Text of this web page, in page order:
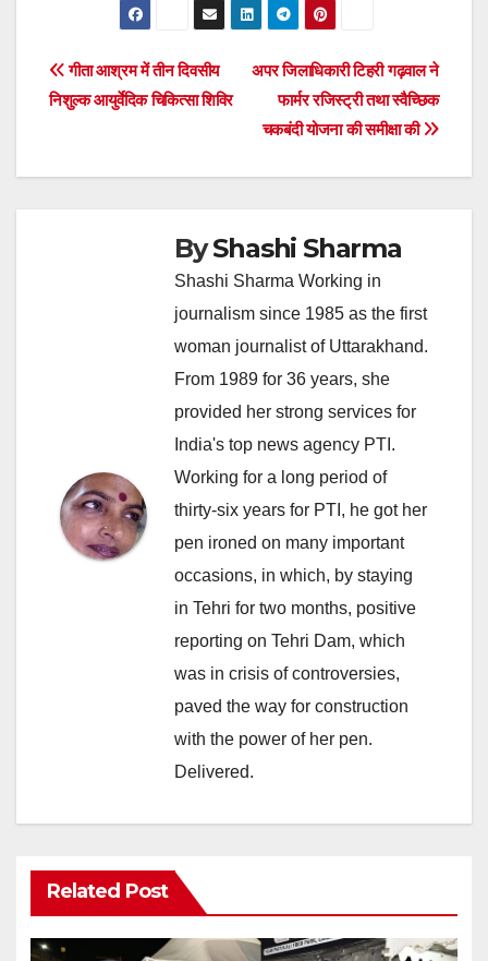
Post
navigation
अपर जिलाधिकारी टिहरी गढ़वाल ने
फार्मर रजिस्ट्री तथा स्वैच्छिक
चकबंदी योजना की समीक्षा की
गीता आश्रम में तीन दिवसीय
निशुल्क आयुर्वेदिक चिकित्सा शिविर
ByShashi Sharma
Shashi Sharma Working in
journalism since 1985 as the first
woman journalist of Uttarakhand.
From 1989 for 36 years, she
provided her strong services for
India's top news agency PTI.
Working for a long period of
thirty-six years for PTI, he got her
pen ironed on many important
occasions, in which, by staying
in Tehri for two months, positive
reporting on Tehri Dam, which
was in crisis of controversies,
paved the way for construction
with the power of her pen.
Delivered.
Related Post